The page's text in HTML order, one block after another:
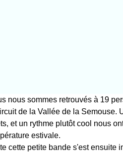
nous sommes retrouvés à 19
de la Vallée de la Semouse.
et un rythme plutôt cool nous
estivale.
cette petite bande s'est ensuite